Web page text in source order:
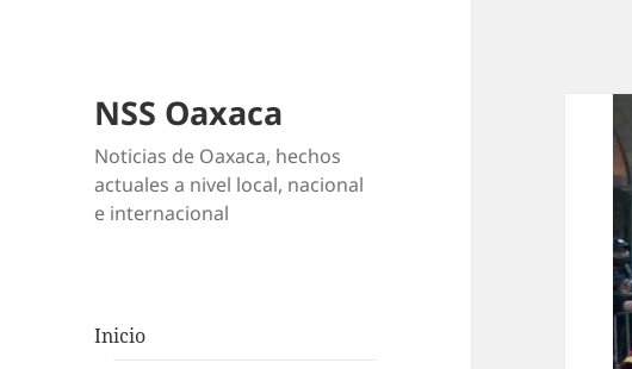
NSS Oaxaca
Noticias de Oaxaca, hechos
actuales a nivel local, nacional
e internacional
Inicio